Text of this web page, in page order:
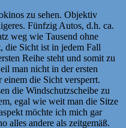
zu sehen. Objektiv
Fünfzig Autos, d.h. ca.
weg wie Tausend ohne
die Sicht ist in jedem Fall
Reihe steht und somit zu
man nicht in der ersten
die Sicht versperrt.
die Windschutzscheibe zu
egal wie weit man die Sitze
möchte ich mich gar
alles andere als zeitgemäß.